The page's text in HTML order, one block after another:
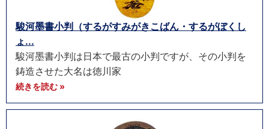
駿河墨書小判（するがすみがきこばん・するがぼくし
ょ...
駿河墨書小判は日本で最古の小判ですが、その小判を
鋳造させた大名は徳川家
続きを読む »